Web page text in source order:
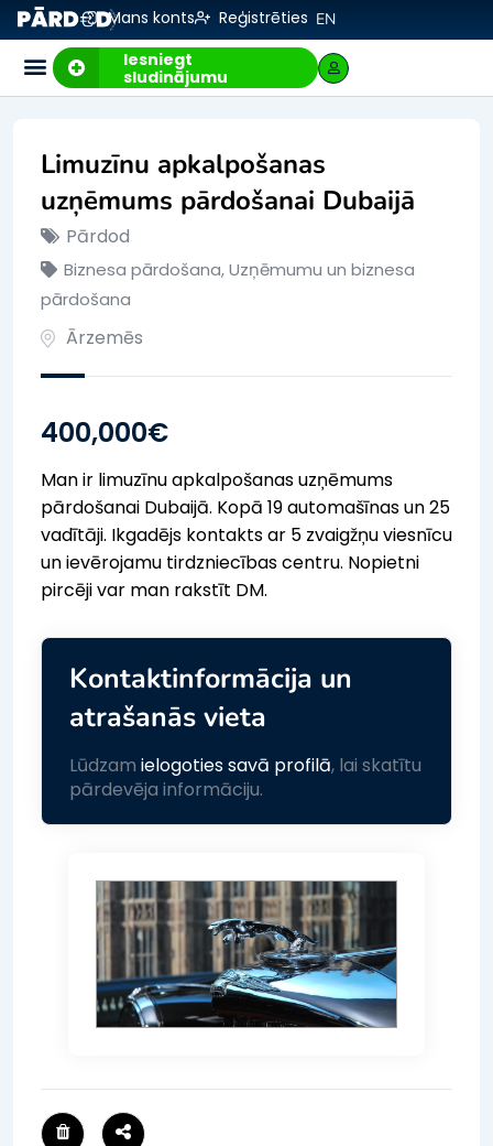
Mans konts Reģistrēties EN
Iesniegt
sludinājumu
Limuzīnu apkalpošanas
uzņēmums pārdošanai Dubaijā
Pārdod
Biznesa pārdošana,Uzņēmumu un biznesa
pārdošana
Ārzemēs
400,000€
Man ir limuzīnu apkalpošanas uzņēmums
pārdošanai Dubaijā. Kopā 19 automašīnas un 25
vadītāji. Ikgadējs kontakts ar 5 zvaigžņu viesnīcu
un ievērojamu tirdzniecības centru. Nopietni
pircēji var man rakstīt DM.
Kontaktinformācija un
atrašanās vieta
Lūdzam ielogoties savā profilā, lai skatītu
pārdevēja informāciju.